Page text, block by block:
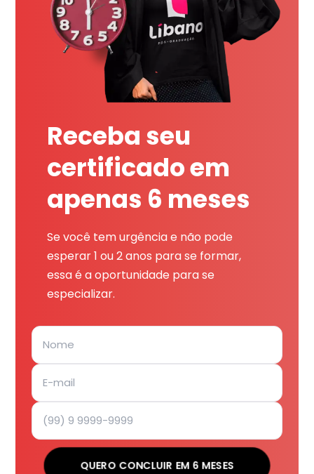
Receba seu
certificado em
apenas 6 meses
Se você tem urgência e não pode
esperar 1 ou 2 anos para se formar,
essa é a oportunidade para se
especializar.
QUERO CONCLUIR EM 6 MESES